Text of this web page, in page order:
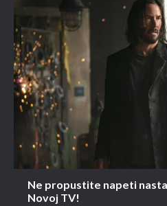
Ne propustite napeti
Novoj TV!